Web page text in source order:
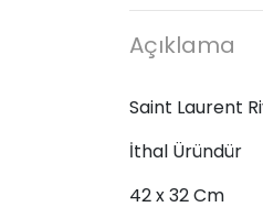
Açıklama
Saint Laurent
İthal Üründür
42 x 32 Cm